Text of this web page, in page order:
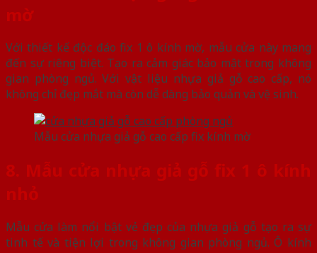
mờ
Với thiết kế độc đáo fix 1 ô kính mờ, mẫu cửa này mang
đến sự riêng biệt. Tạo ra cảm giác bảo mật trong không
gian phòng ngủ. Với vật liệu nhựa giả gỗ cao cấp, nó
không chỉ đẹp mắt mà còn dễ dàng bảo quản và vệ sinh.
Mẫu cửa nhựa giả gỗ cao cấp fix kính mờ
8. Mẫu cửa nhựa giả gỗ fix 1 ô kính
nhỏ
Mẫu cửa làm nổi bật vẻ đẹp của nhựa giả gỗ tạo ra sự
tinh tế và tiện lợi trong không gian phòng ngủ. Ô kính